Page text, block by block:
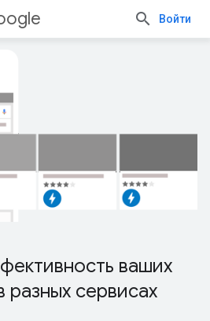
Войти
ваших
разных сервисах